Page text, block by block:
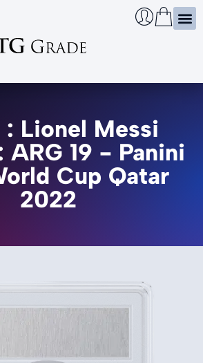
Lionel Messi
ARG 19 - Panini
Cup Qatar
2022